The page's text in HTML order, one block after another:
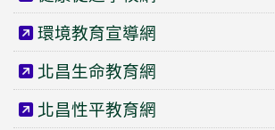
環境教育宣導網
北昌生命教育網
北昌性平教育網